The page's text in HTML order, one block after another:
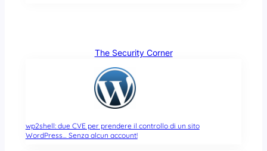
The Security Corner
wp2shell: due CVE per prendere il controllo di un sito
WordPress… Senza alcun account!